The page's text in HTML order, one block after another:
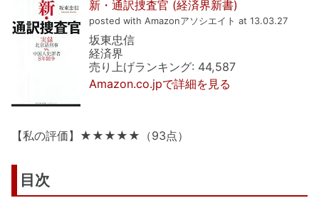
新・通訳捜査官 (経済界新書)
posted with Amazonアソシエイト at 13.03.27
坂東忠信
経済界
売り上げランキング: 44,587
Amazon.co.jpで詳細を見る
【私の評価】★★★★★（93点）
目次